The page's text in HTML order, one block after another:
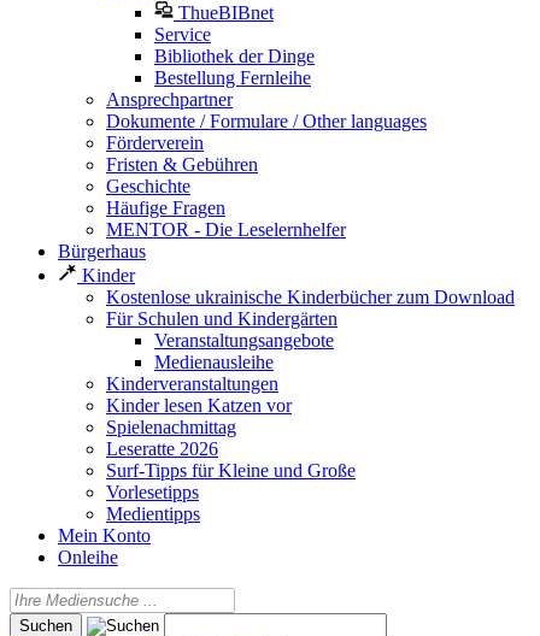
ThueBIBnet
Service
Bibliothek der Dinge
Bestellung Fernleihe
Ansprechpartner
Dokumente / Formulare / Other languages
Förderverein
Fristen & Gebühren
Geschichte
Häufige Fragen
MENTOR - Die Leselernhelfer
Bürgerhaus
Kinder
Kostenlose ukrainische Kinderbücher zum Download
Für Schulen und Kindergärten
Veranstaltungsangebote
Medienausleihe
Kinderveranstaltungen
Kinder lesen Katzen vor
Spielenachmittag
Leseratte 2026
Surf-Tipps für Kleine und Große
Vorlesetipps
Medientipps
Mein Konto
Onleihe